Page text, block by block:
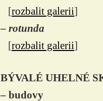
[rozbalit galerii]
– rotunda
[rozbalit galerii]
BÝVALÉ UHELNÉ
– budovy